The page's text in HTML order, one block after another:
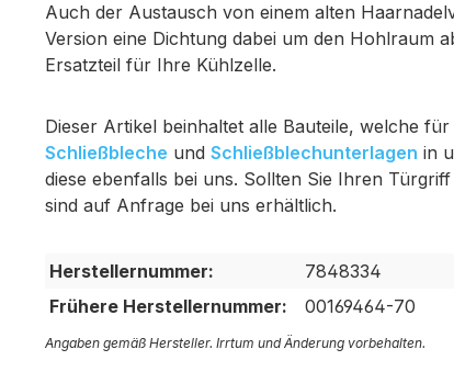
Auch der Austausch von einem alten
Version eine Dichtung dabei um den Hohlraum
Ersatzteil für Ihre Kühlzelle.
Dieser Artikel beinhaltet alle Bauteile, welche
Schließbleche und Schließblechunterlagen in
diese ebenfalls bei uns. Sollten Sie Ihren
sind auf Anfrage bei uns erhältlich.
Herstellernummer:
7848334
Frühere Herstellernummer:
00169464-70
Angaben gemäß Hersteller. Irrtum und Änderung vorbehalten.